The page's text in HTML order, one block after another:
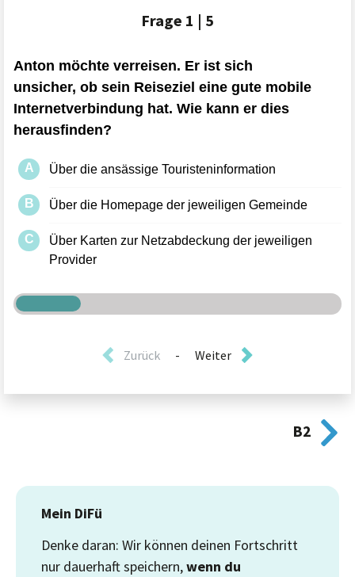
Frage 1 | 5
Zurück - Weiter
B2
Mein DiFü
Denke daran: Wir können deinen Fortschritt
nur dauerhaft speichern,wenn du